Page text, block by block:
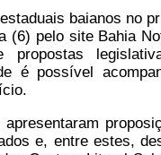
baianos no
(6) pelo site Bahia
propostas
é possível
e, entre estes,